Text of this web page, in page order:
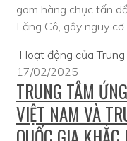
gom hàng chục tấn
Lăng Cô, gây nguy
Hoạt động của
17/02/2025
TRUNG TÂM
VIỆT NAM VÀ